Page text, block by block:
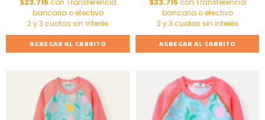
$23.715 con Transferencia
bancaria o efectivo
AGREGAR AL CARRITO
$23.715 con Transferencia
bancaria o efectivo
AGREGAR AL CARRITO